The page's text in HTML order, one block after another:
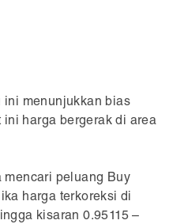
ini menunjukkan bias
harga bergerak di area
mencari peluang Buy
harga terkoreksi di
kisaran 0.95115 –